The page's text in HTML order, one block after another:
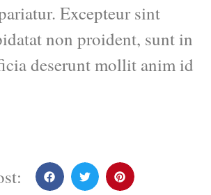
Excepteur sint
non proident, sunt in
deserunt mollit anim id